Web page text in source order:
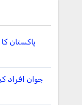
پاکستان کا
جوان افراد